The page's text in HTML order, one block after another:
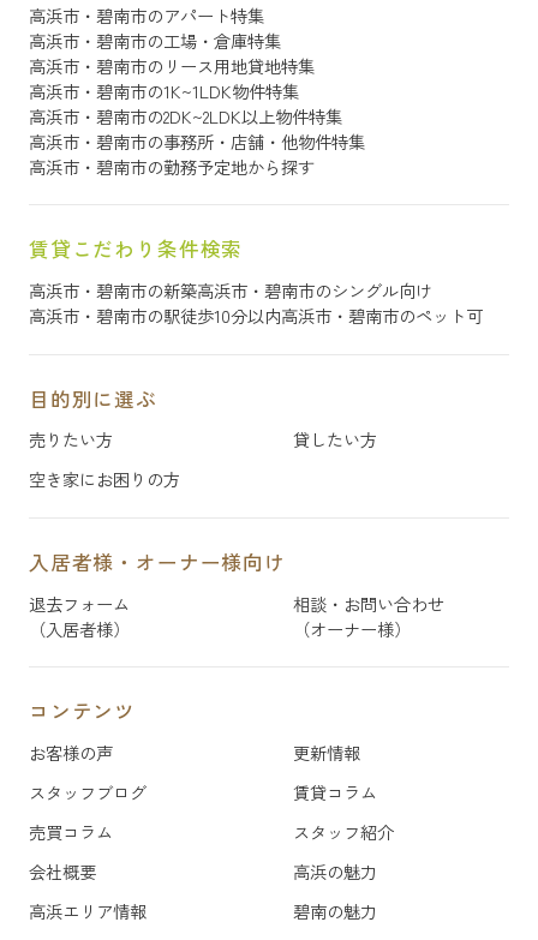
高浜市・碧南市のアパート特集
高浜市・碧南市の工場・倉庫特集
高浜市・碧南市のリース用地貸地特集
高浜市・碧南市の1K~1LDK物件特集
高浜市・碧南市の2DK~2LDK以上物件特集
高浜市・碧南市の事務所・店舗・他物件特集
高浜市・碧南市の勤務予定地から探す
賃貸こだわり条件検索
高浜市・碧南市の新築高浜市・碧南市のシングル向け
高浜市・碧南市の駅徒歩10分以内高浜市・碧南市のペット可
目的別に選ぶ
売りたい方
貸したい方
空き家にお困りの方
入居者様・オーナー様向け
退去フォーム
（入居者様）
相談・お問い合わせ
（オーナー様）
コンテンツ
お客様の声
更新情報
スタッフブログ
賃貸コラム
売買コラム
スタッフ紹介
会社概要
高浜の魅力
高浜エリア情報
碧南の魅力